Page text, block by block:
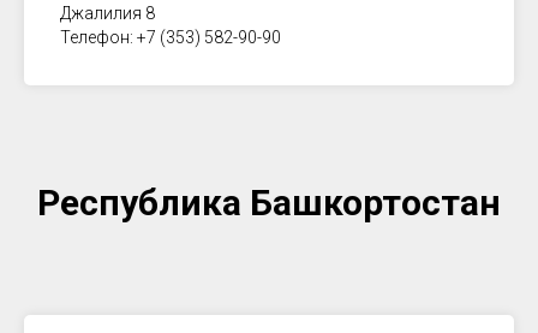
Джалилия 8
Телефон: +7 (353) 582-90-90
Республика Башкортостан